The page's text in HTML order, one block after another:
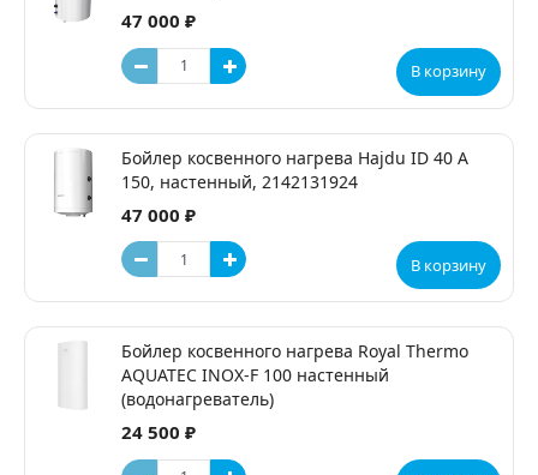
47 000 ₽
В корзину
Бойлер косвенного нагрева Hajdu ID 40 A
150, настенный, 2142131924
47 000 ₽
В корзину
Бойлер косвенного нагрева Royal Thermo
AQUATEC INOX-F 100 настенный
(водонагреватель)
24 500 ₽